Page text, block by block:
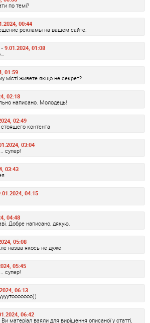
по темі?
00:44
рекламы на вашем сайте.
- 9.01.2024, 01:08
01:59
місті живете якщо не секрет?
02:18
написано. Молодець!
02:49
контента
03:04
супер!
03:43
04:15
04:48
Добре написано, дякую.
05:08
назва якось не дуже
05:45
супер!
06:13
06:42
матеріал взяли для вирішення описаної у статті,